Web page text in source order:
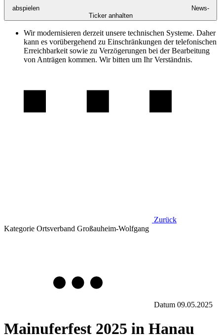
abspielen
News-
Ticker anhalten
Wir modernisieren derzeit unsere technischen Systeme. Daher
kann es vorübergehend zu Einschränkungen der telefonischen
Erreichbarkeit sowie zu Verzögerungen bei der Bearbeitung
von Anträgen kommen. Wir bitten um Ihr Verständnis.
Zurück
Kategorie Ortsverband Großauheim-Wolfgang
Datum 09.05.2025
Mainuferfest 2025 in Hanau